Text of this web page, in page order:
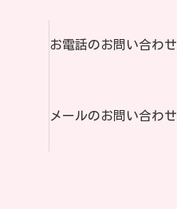
お電話のお問い合わせ
メールのお問い合わせ